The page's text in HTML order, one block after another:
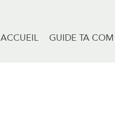
ACCUEIL GUIDE TA COM